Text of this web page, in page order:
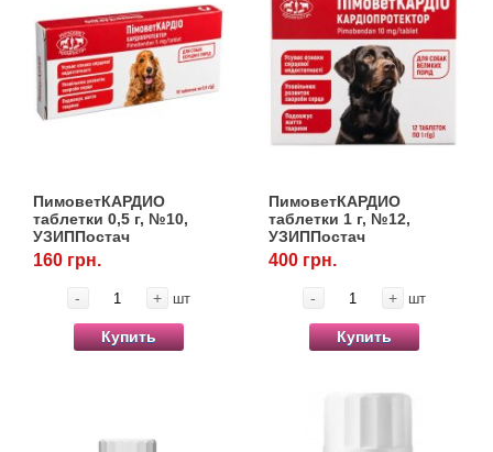
ПимоветКАРДИО
таблетки 0,5 г, №10,
УЗИППостач
160 грн.
- + шт
Купить
ПимоветКАРДИО
таблетки 1 г, №12,
УЗИППостач
400 грн.
- + шт
Купить